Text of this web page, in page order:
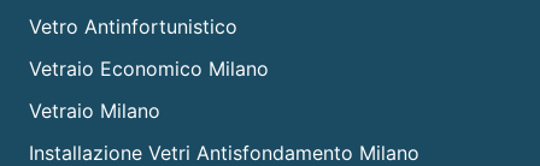
Vetro Antinfortunistico
Vetraio Economico Milano
Vetraio Milano
Installazione Vetri Antisfondamento Milano